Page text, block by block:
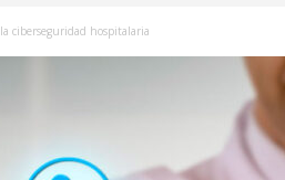
ciberseguridad hospitalaria